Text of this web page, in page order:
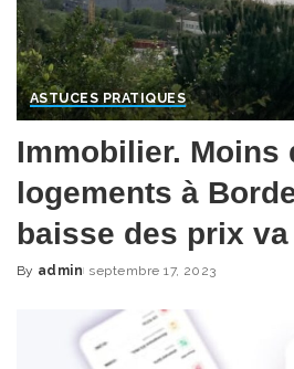
ASTUCES PRATIQUES
Immobilier. Moins
logements à
baisse des prix
Posted
By admin septembre 17, 2023